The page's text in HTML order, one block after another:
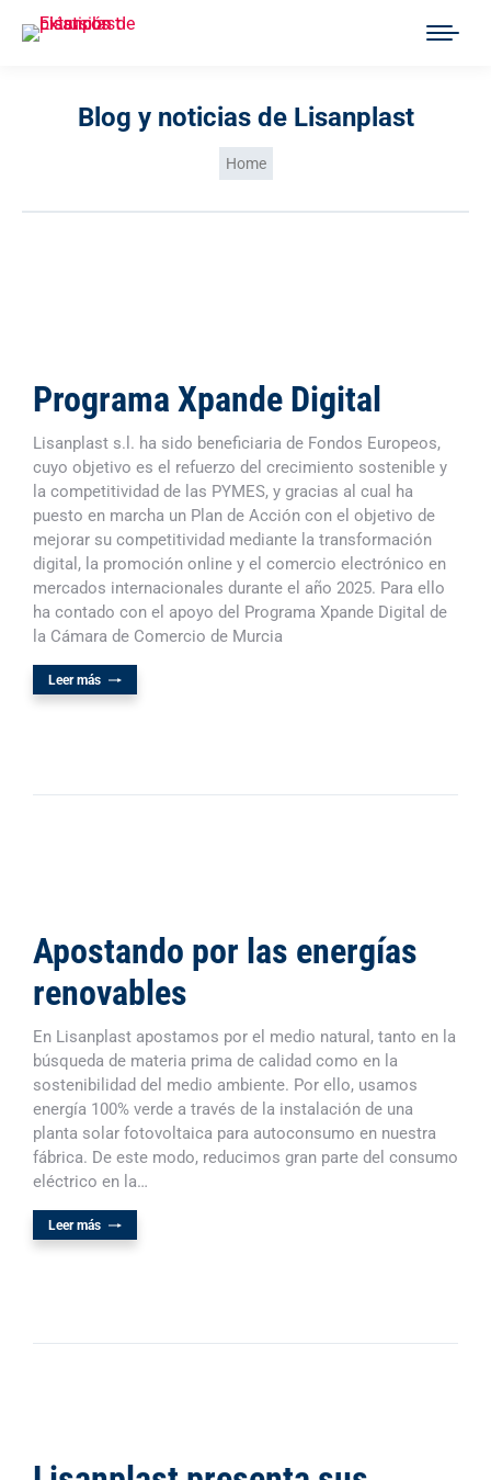
Blog y noticias de Lisanplast
You are here:
Home
Programa Xpande Digital
Lisanplast s.l. ha sido beneficiaria de Fondos Europeos,
cuyo objetivo es el refuerzo del crecimiento sostenible y
la competitividad de las PYMES, y gracias al cual ha
puesto en marcha un Plan de Acción con el objetivo de
mejorar su competitividad mediante la transformación
digital, la promoción online y el comercio electrónico en
mercados internacionales durante el año 2025. Para ello
ha contado con el apoyo del Programa Xpande Digital de
la Cámara de Comercio de Murcia
Leer más
Apostando por las energías
renovables
En Lisanplast apostamos por el medio natural, tanto en la
búsqueda de materia prima de calidad como en la
sostenibilidad del medio ambiente. Por ello, usamos
energía 100% verde a través de la instalación de una
planta solar fotovoltaica para autoconsumo en nuestra
fábrica. De este modo, reducimos gran parte del consumo
eléctrico en la…
Leer más